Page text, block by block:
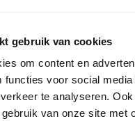
gebruik van cookies
om content en
functies voor social media
te analyseren.
van onze site met
de Club Statafel!
met onze klantenservice op
of038 - 3760185. We helpen